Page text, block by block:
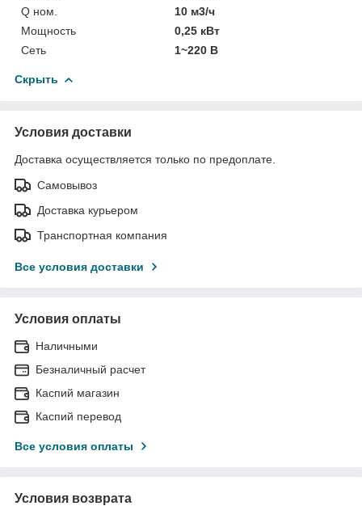
Q ном.
10 м3/ч
Мощность
0,25 кВт
Сеть
1~220 В
Скрыть
Условия доставки
Доставка осуществляется только по предоплате.
Самовывоз
Доставка курьером
Транспортная компания
Все условия доставки
Условия оплаты
Наличными
Безналичный расчет
Каспий магазин
Каспий перевод
Все условия оплаты
Условия возврата